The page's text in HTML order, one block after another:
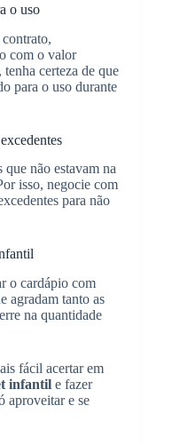
o uso
com o valor
tenha certeza de que
para o uso durante
não estavam na
isso, negocie com
para não
o cardápio com
agradam tanto as
na quantidade
fácil acertar em
infantil e fazer
aproveitar e se